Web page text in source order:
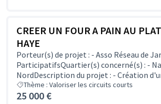
CREER UN FOUR A PAIN AU
HAYE
Porteur(s) de projet : - Asso Réseau de
ParticipatifsQuartier(s) concerné(s) : -
NordDescription du projet : - Création
Thème : Valoriser les circuits courts
25 000 €